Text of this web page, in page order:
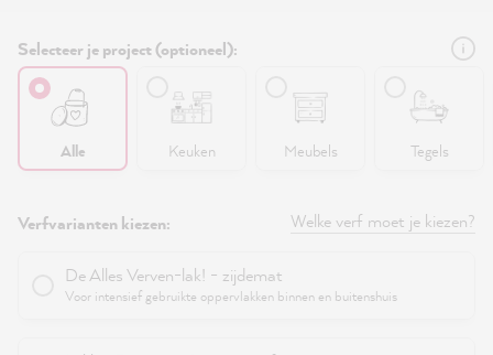
Selecteer je project (optioneel):
Alle Keuken Meubels Tegels
Verfvarianten kiezen: Welke verf moet je kiezen?
De Alles Verven-lak! - zijdemat
Voor intensief gebruikte oppervlakken binnen en buitenshuis